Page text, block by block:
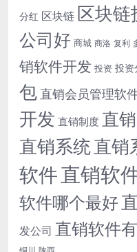
分红 区块链 区块链
公司好 商城 商洛 复利
销软件开发 投资 投资
包 直销会员管理软
开发 直销制度 直
直销系统直销
软件直销软
软件哪个最好
发公司 直销软件